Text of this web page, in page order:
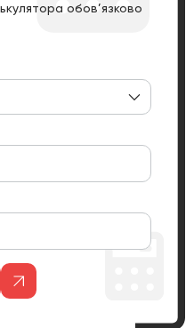
обов’язково